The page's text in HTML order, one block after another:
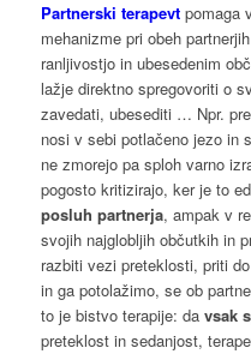
Partnerski terapevtpomaga
mehanizme pri obeh
ranljivostjo in ubesedenim
lažje direktno spregovoriti o
zavedati, ubesediti … Npr.
nosi v sebi potlačeno jezo in
ne zmorejo pa sploh varno
pogosto kritizirajo, ker je to
posluh partnerja, ampak v
svojih najglobljih občutkih in
razbiti vezi preteklosti, priti
in ga potolažimo, se ob
to je bistvo terapije: da vsak
preteklost in sedanjost,